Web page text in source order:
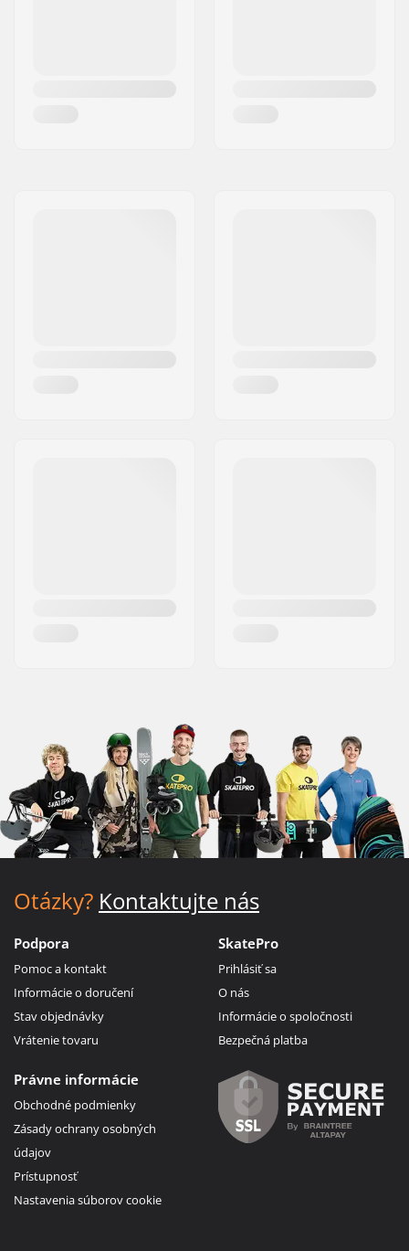
Otázky? Kontaktujte nás
Podpora
Pomoc a kontakt
Informácie o doručení
Stav objednávky
Vrátenie tovaru
SkatePro
Prihlásiť sa
O nás
Informácie o spoločnosti
Bezpečná platba
Právne informácie
Obchodné podmienky
Zásady ochrany osobných
údajov
Prístupnosť
Nastavenia súborov cookie